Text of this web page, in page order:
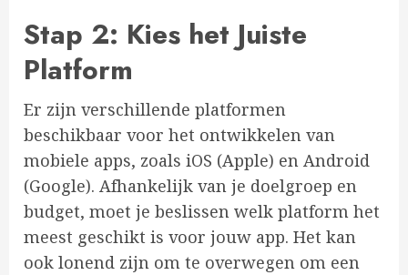
Stap 2: Kies het Juiste
Platform
Er zijn verschillende platformen
beschikbaar voor het ontwikkelen van
mobiele apps, zoals iOS (Apple) en Android
(Google). Afhankelijk van je doelgroep en
budget, moet je beslissen welk platform het
meest geschikt is voor jouw app. Het kan
ook lonend zijn om te overwegen om een